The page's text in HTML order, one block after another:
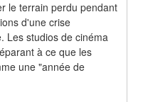
le terrain perdu pendant
d'une crise
Les studios de cinéma
à ce que les
une "année de